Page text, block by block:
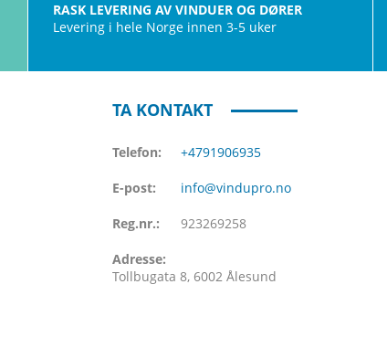
RASK LEVERING AV VINDUER OG DØRER
Levering i hele Norge innen 3-5 uker
TA KONTAKT
Telefon: +4791906935
E-post: info@vindupro.no
Reg.nr.: 923269258
Adresse:
Tollbugata 8, 6002 Ålesund